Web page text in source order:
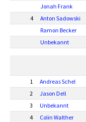
Jonah Frank
4
Anton Sadowski
Ramon Becker
Unbekannt
1 Andreas Schel
2
Jason Dell
3
Unbekannt
4
Colin Walther